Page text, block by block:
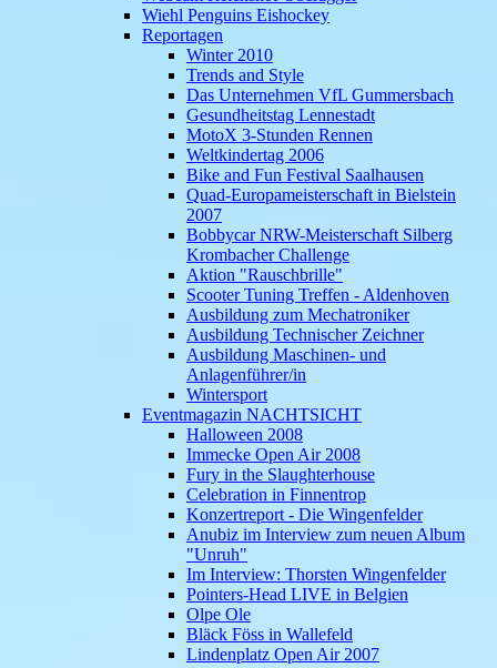
Wiehl Penguins Eishockey
Reportagen
Winter 2010
Trends and Style
Das Unternehmen VfL Gummersbach
Gesundheitstag Lennestadt
MotoX 3-Stunden Rennen
Weltkindertag 2006
Bike and Fun Festival Saalhausen
Quad-Europameisterschaft in Bielstein
2007
Bobbycar NRW-Meisterschaft Silberg
Krombacher Challenge
Aktion "Rauschbrille"
Scooter Tuning Treffen - Aldenhoven
Ausbildung zum Mechatroniker
Ausbildung Technischer Zeichner
Ausbildung Maschinen- und
Anlagenführer/in
Wintersport
Eventmagazin NACHTSICHT
Halloween 2008
Immecke Open Air 2008
Fury in the Slaughterhouse
Celebration in Finnentrop
Konzertreport - Die Wingenfelder
Anubiz im Interview zum neuen Album
"Unruh"
Im Interview: Thorsten Wingenfelder
Pointers-Head LIVE in Belgien
Olpe Ole
Bläck Föss in Wallefeld
Lindenplatz Open Air 2007